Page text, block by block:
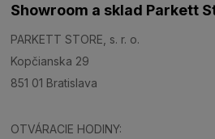
Showroom a sklad Parkett
PARKETT STORE, s. r. o.
Kopčianska 29
851 01 Bratislava
OTVÁRACIE HODINY: